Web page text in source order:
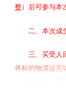
整）后可参与本
二、本次成
三、 买受人
将标的物清运完